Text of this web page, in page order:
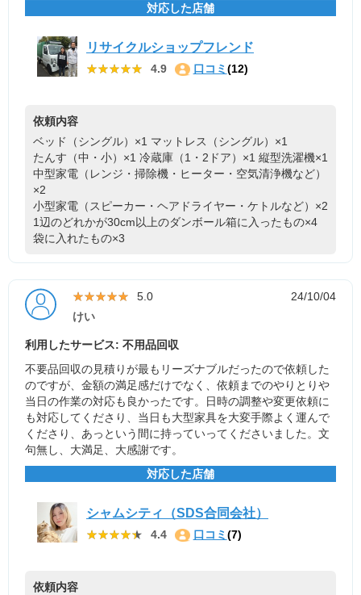
対応した店舗
リサイクルショップフレンド
★★★★★
★★★★★ 4.9 口コミ (12)
依頼内容
ベッド（シングル）×1 マットレス（シングル）×1
たんす（中・小）×1 冷蔵庫（1・2ドア）×1 縦型洗濯機×1
中型家電（レンジ・掃除機・ヒーター・空気清浄機など）
×2
小型家電（スピーカー・ヘアドライヤー・ケトルなど）×2
1辺のどれかが30cm以上のダンボール箱に入ったもの×4
袋に入れたもの×3
★★★★★
★★★★★ 5.0
24/10/04
けい
利用したサービス: 不用品回収
不要品回収の見積りが最もリーズナブルだったので依頼した
のですが、金額の満足感だけでなく、依頼までのやりとりや
当日の作業の対応も良かったです。日時の調整や変更依頼に
も対応してくださり、当日も大型家具を大変手際よく運んで
くださり、あっという間に持っていってくださいました。文
句無し、大満足、大感謝です。
対応した店舗
シャムシティ（SDS合同会社）
★★★★★
★★★★★ 4.4 口コミ (7)
依頼内容